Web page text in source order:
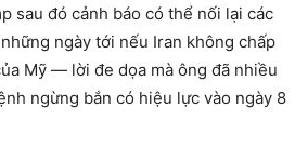
sau đó cảnh báo có thể nối lại các
ngày tới nếu Iran không chấp
Mỹ — lời đe dọa mà ông đã nhiều
ngừng bắn có hiệu lực vào ngày 8